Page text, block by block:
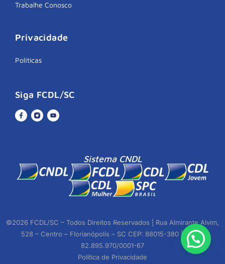
Trabalhe Conosco
Privacidade
Políticas
Siga FCDL/SC
Sistema CNDL
©2026 FCDL/SC – Todos Direitos Reservados | Rua Almirante Alvim,
528 – Centro – Florianópolis – SC CEP: 88015-380 | CNPJ:
82.895.970/0001-67
Política de Privacidade